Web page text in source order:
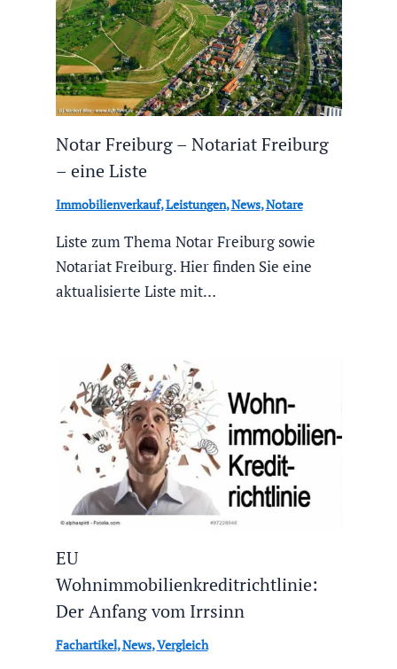
Notar Freiburg – Notariat Freiburg
– eine Liste
Immobilienverkauf,Leistungen,News,Notare
Liste zum Thema Notar Freiburg sowie
Notariat Freiburg. Hier finden Sie eine
aktualisierte Liste mit…
EU
Wohnimmobilienkreditrichtlinie:
Der Anfang vom Irrsinn
Fachartikel,News,Vergleich